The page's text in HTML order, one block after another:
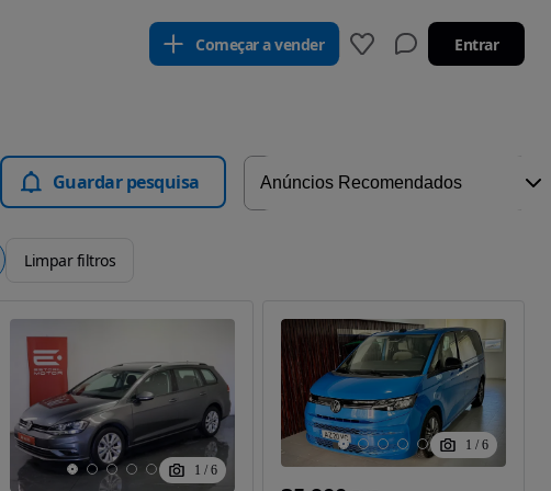
Começar a vender Entrar
Guardar pesquisa
Limpar filtros
1 / 6
1 / 6